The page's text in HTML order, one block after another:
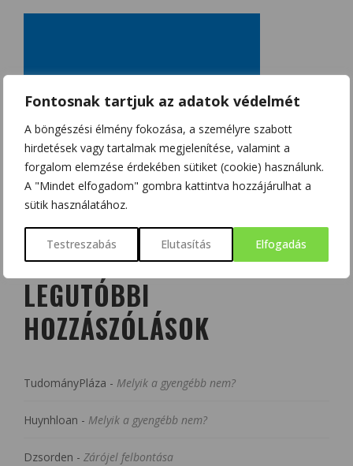
Fontosnak tartjuk az adatok védelmét
A böngészési élmény fokozása, a személyre szabott
hirdetések vagy tartalmak megjelenítése, valamint a
forgalom elemzése érdekében sütiket (cookie) használunk.
A "Mindet elfogadom" gombra kattintva hozzájárulhat a
sütik használatához.
Testreszabás Elutasítás Elfogadás
LEGUTÓBBI
HOZZÁSZÓLÁSOK
TudományPláza - Melyik a gyengébb nem?
Huynhloan - Melyik a gyengébb nem?
Dzsorden - Zárójel felbontása